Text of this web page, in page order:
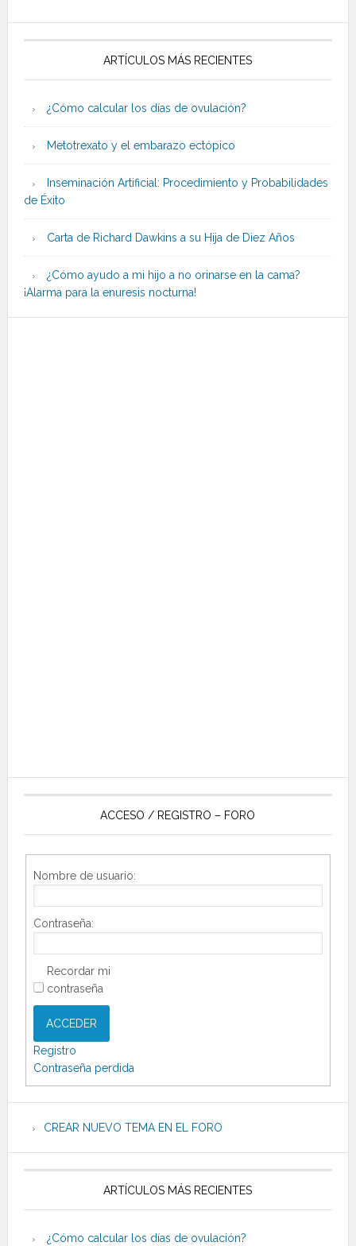
ARTÍCULOS MÁS RECIENTES
¿Cómo calcular los días de ovulación?
Metotrexato y el embarazo ectópico
Inseminación Artificial: Procedimiento y Probabilidades
de Éxito
Carta de Richard Dawkins a su Hija de Diez Años
¿Cómo ayudo a mi hijo a no orinarse en la cama?
¡Alarma para la enuresis nocturna!
ACCESO / REGISTRO – FORO
Nombre de usuario:
Contraseña:
Recordar mi
contraseña
ACCEDER
Registro
Contraseña perdida
CREAR NUEVO TEMA EN EL FORO
ARTÍCULOS MÁS RECIENTES
¿Cómo calcular los días de ovulación?